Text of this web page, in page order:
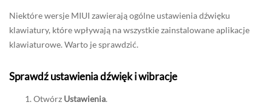
Niektóre wersje MIUI zawierają ogólne ustawienia dźwięku
klawiatury, które wpływają na wszystkie zainstalowane aplikacje
klawiaturowe. Warto je sprawdzić.
Sprawdź ustawienia dźwięk i wibracje
Otwórz Ustawienia.